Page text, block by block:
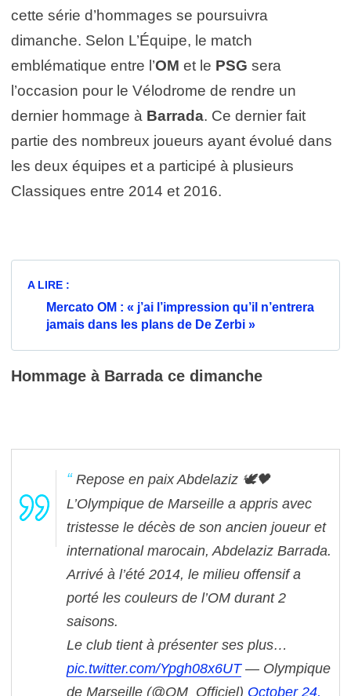
cette série d’hommages se poursuivra
dimanche. Selon L’Équipe, le match
emblématique entre l’OM et le PSG sera
l’occasion pour le Vélodrome de rendre un
dernier hommage à Barrada. Ce dernier fait
partie des nombreux joueurs ayant évolué dans
les deux équipes et a participé à plusieurs
Classiques entre 2014 et 2016.
A LIRE :
Mercato OM : « j’ai l’impression qu’il n’entrera
jamais dans les plans de De Zerbi »
Hommage à Barrada ce dimanche
Repose en paix Abdelaziz 🕊️🖤
L’Olympique de Marseille a appris avec
tristesse le décès de son ancien joueur et
international marocain, Abdelaziz Barrada.
Arrivé à l’été 2014, le milieu offensif a
porté les couleurs de l’OM durant 2
saisons.
Le club tient à présenter ses plus…
pic.twitter.com/Ypgh08x6UT — Olympique
de Marseille (@OM_Officiel) October 24,